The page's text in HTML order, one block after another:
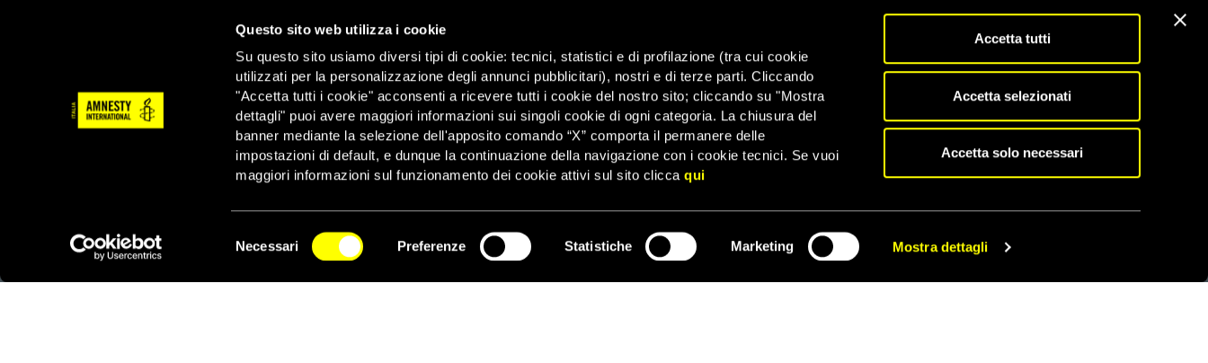
Questo sito web utilizza i cookie
Su questo sito usiamo diversi tipi di cookie: tecnici, statistici e di profilazione (tra cui cookie
utilizzati per la personalizzazione degli annunci pubblicitari), nostri e di terze parti. Cliccando
"Accetta tutti i cookie" acconsenti a ricevere tutti i cookie del nostro sito; cliccando su "Mostra
dettagli" puoi avere maggiori informazioni sui singoli cookie di ogni categoria. La chiusura del
banner mediante la selezione dell'apposito comando “X” comporta il permanere delle
impostazioni di default, e dunque la continuazione della navigazione con i cookie tecnici. Se vuoi
maggiori informazioni sul funzionamento dei cookie attivi sul sito cliccaqui
del
Necessari Preferenze Statistiche Marketing Mostra dettagli
Accetta tutti
Accetta selezionati
Accetta solo necessari
Siamo un movimento di persone comuni che difende i diritti umani, in tutto il
pianeta. Lottiamo contro le ingiustizie e proteggiamo chi ne è vittima. Vogliamo
rendere il mondo un posto migliore, PER TUTTI.
Amnesty International Sezione Italiana ODV
Leggi la nostra privacy policy
Agevolazioni fiscali .
Amnesty International Sezione Italiana, Organizzazione di Volontariato iscritta al
RUNTS con determinazione n. G02926 del 3/3/2023
Tel. 064490210 - Email. infoamnesty@amnesty.it
DONA EDUCARE AI DIRITTI UMANI
CONTATTACI
AREA STAMPA